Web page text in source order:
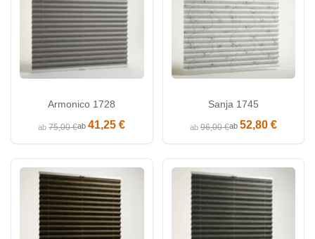
Armonico 1728
ab75,00 €ab41,25 €
Sanja 1745
ab96,00 €ab 52,80 €